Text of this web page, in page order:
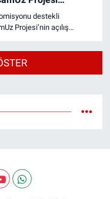
Başladı
destekli
Projesi’nin açılış
gerçekleştirildi.